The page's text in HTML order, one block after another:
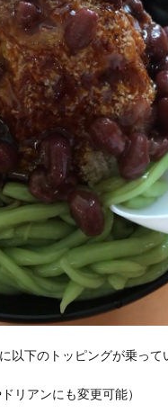
以下のトッピングが乗って
リアンにも変更可能）